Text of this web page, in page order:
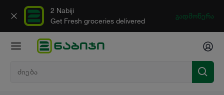
2 Nabiji
Get Fresh groceries delivered
გადმოწერა